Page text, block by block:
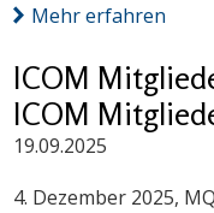
Mehr erfahren
ICOM
ICOM
19.09.2025
4. Dezember 2025,